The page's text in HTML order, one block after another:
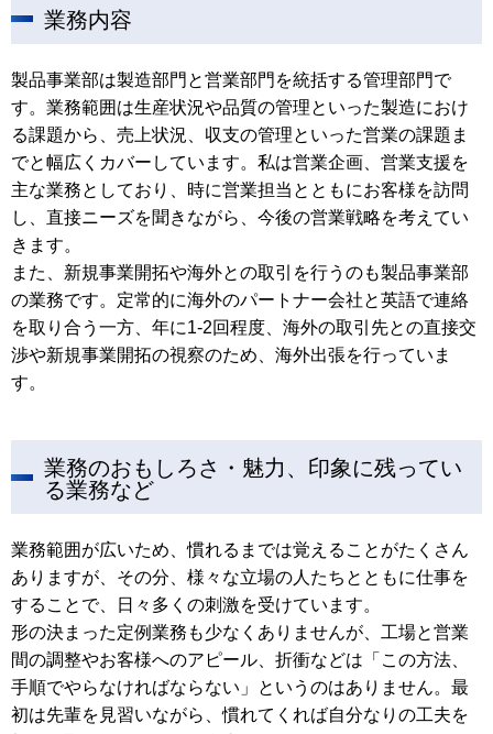
業務内容
製品事業部は製造部門と営業部門を統括する管理部門で
す。業務範囲は生産状況や品質の管理といった製造におけ
る課題から、売上状況、収支の管理といった営業の課題ま
でと幅広くカバーしています。私は営業企画、営業支援を
主な業務としており、時に営業担当とともにお客様を訪問
し、直接ニーズを聞きながら、今後の営業戦略を考えてい
きます。
また、新規事業開拓や海外との取引を行うのも製品事業部
の業務です。定常的に海外のパートナー会社と英語で連絡
を取り合う一方、年に1-2回程度、海外の取引先との直接交
渉や新規事業開拓の視察のため、海外出張を行っていま
す。
業務のおもしろさ・魅力、印象に残ってい
る業務など
業務範囲が広いため、慣れるまでは覚えることがたくさん
ありますが、その分、様々な立場の人たちとともに仕事を
することで、日々多くの刺激を受けています。
形の決まった定例業務も少なくありませんが、工場と営業
間の調整やお客様へのアピール、折衝などは「この方法、
手順でやらなければならない」というのはありません。最
初は先輩を見習いながら、慣れてくれば自分なりの工夫を